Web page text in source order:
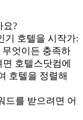
요?
기 호텔을 시작가:
엇이든 충족하
면 호텔스닷컴에
호텔을 정렬해
드를 받으려면 어